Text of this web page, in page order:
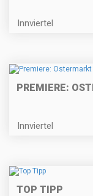
Innviertel
PREMIERE:
Innviertel
TOP TIPP